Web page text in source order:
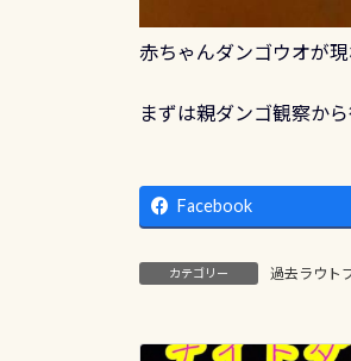
赤ちゃんダンゴウオが現
まずは親ダンゴ観察か
Facebook
カテゴリー 過去ラウト